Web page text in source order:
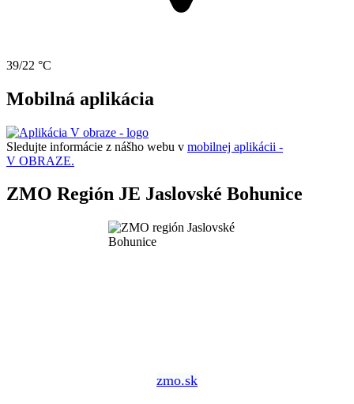
39/22 °C
Mobilná aplikácia
Sledujte informácie z nášho webu v mobilnej aplikácii -
V OBRAZE.
ZMO Región JE Jaslovské Bohunice
zmo.sk